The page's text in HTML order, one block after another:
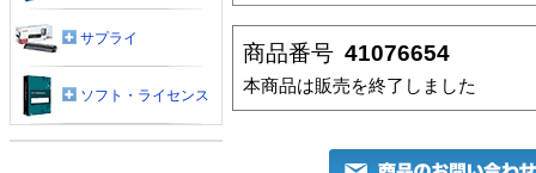
商品番号 41076654
本商品は販売を終了しました
サプライ
ソフト・ライセンス